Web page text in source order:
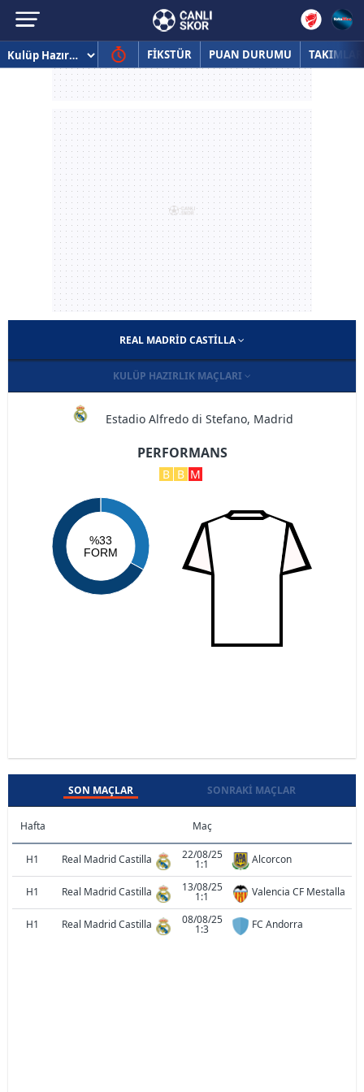
FİKSTÜR PUAN DURUMU TAKIMLAR
REAL MADRID CASTILLA
KULÜP HAZIRLIK MAÇLARI
Estadio Alfredo di Stefano, Madrid
PERFORMANS
B B M
%33
FORM
SON MAÇLAR SONRAKI MAÇLAR
Hafta Maç
H1 Real Madrid Castilla 22/08/25
1:1 Alcorcon
H1 Real Madrid Castilla 13/08/25
1:1 Valencia CF Mestalla
H1 Real Madrid Castilla 08/08/25
1:3 FC Andorra